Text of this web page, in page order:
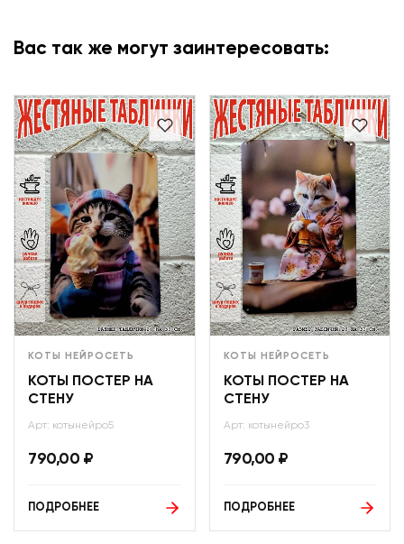
Вас так же могут заинтересовать:
КОТЫ НЕЙРОСЕТЬ
КОТЫ ПОСТЕР НА
СТЕНУ
Арт: котынейро5
790,00 ₽
ПОДРОБНЕЕ
КОТЫ НЕЙРОСЕТЬ
КОТЫ ПОСТЕР НА
СТЕНУ
Арт: котынейро3
790,00 ₽
ПОДРОБНЕЕ